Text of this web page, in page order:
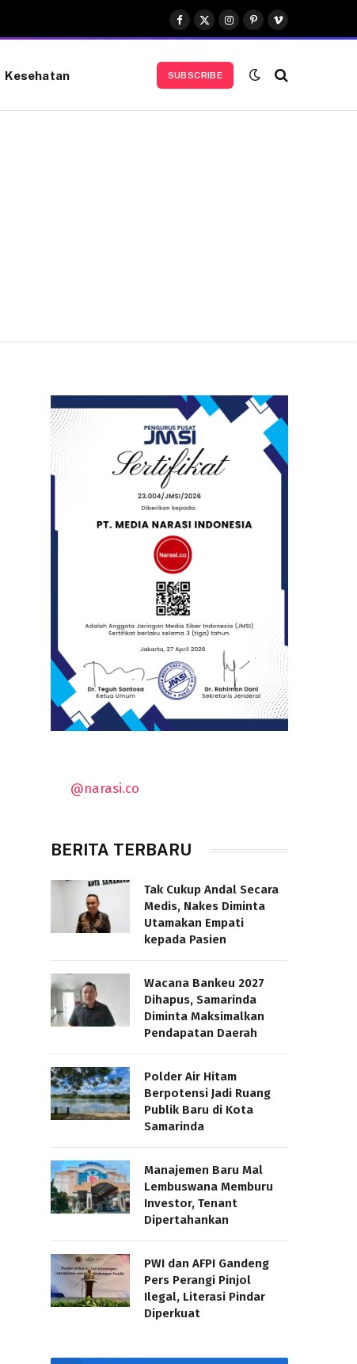
Facebook
X
(Twitter)
Instagram
Pinterest
Vimeo
Kesehatan SUBSCRIBE
@narasi.co
BERITA TERBARU
Tak Cukup Andal Secara
Medis, Nakes Diminta
Utamakan Empati
kepada Pasien
Wacana Bankeu 2027
Dihapus, Samarinda
Diminta Maksimalkan
Pendapatan Daerah
Polder Air Hitam
Berpotensi Jadi Ruang
Publik Baru di Kota
Samarinda
Manajemen Baru Mal
Lembuswana Memburu
Investor, Tenant
Dipertahankan
PWI dan AFPI Gandeng
Pers Perangi Pinjol
Ilegal, Literasi Pindar
Diperkuat